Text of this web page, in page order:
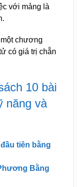
với mảng là
chương
có giá trị chẵn
10 bài
năng và
tiên bằng
Bằng